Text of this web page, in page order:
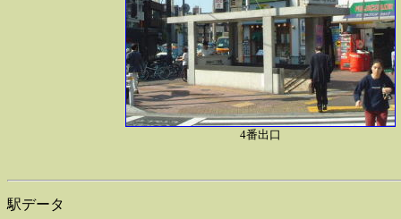
4番出口
駅データ